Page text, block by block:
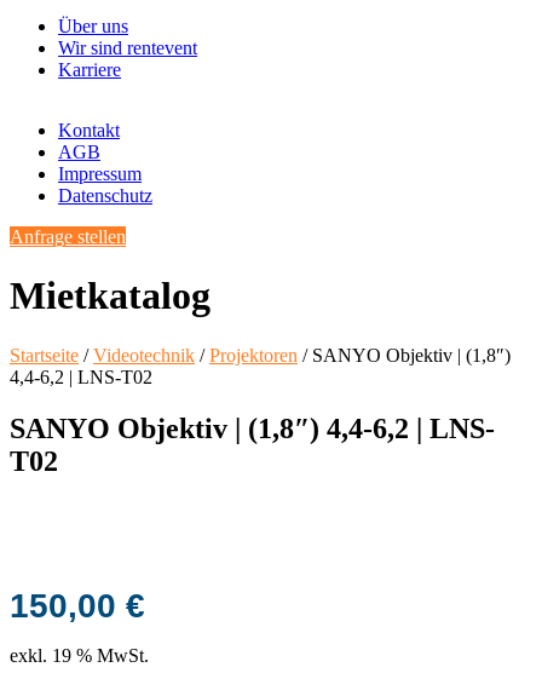
Über uns
Wir sind rentevent
Karriere
Kontakt
AGB
Impressum
Datenschutz
Anfrage stellen
Mietkatalog
Startseite /Videotechnik /Projektoren / SANYO Objektiv | (1,8″)
4,4-6,2 | LNS-T02
SANYO Objektiv | (1,8″) 4,4-6,2 | LNS-
T02
150,00 €
exkl. 19 % MwSt.